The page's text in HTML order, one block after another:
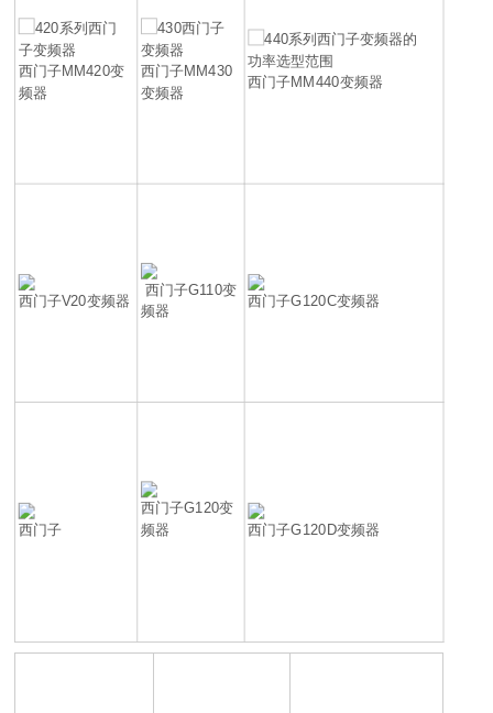
西门子MM420变
频器
西门子MM430
变频器
西门子MM440变频器
西门子V20变频器
西门子G110变
频器
西门子G120C变频器
西门子
西门子G120变
频器
西门子G120D变频器